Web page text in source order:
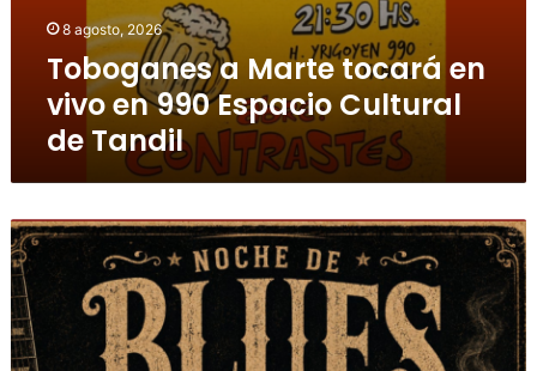
8 agosto, 2026
Toboganes a Marte tocará en
vivo en 990 Espacio Cultural
de Tandil